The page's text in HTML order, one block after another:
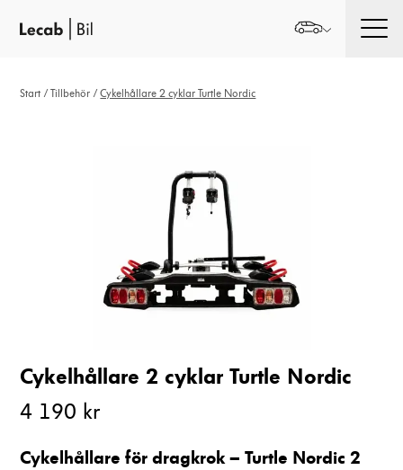
Start /Tillbehör /Cykelhållare 2 cyklar Turtle Nordic
Cykelhållare 2 cyklar Turtle Nordic
4 190 kr
Cykelhållare för dragkrok – Turtle Nordic 2